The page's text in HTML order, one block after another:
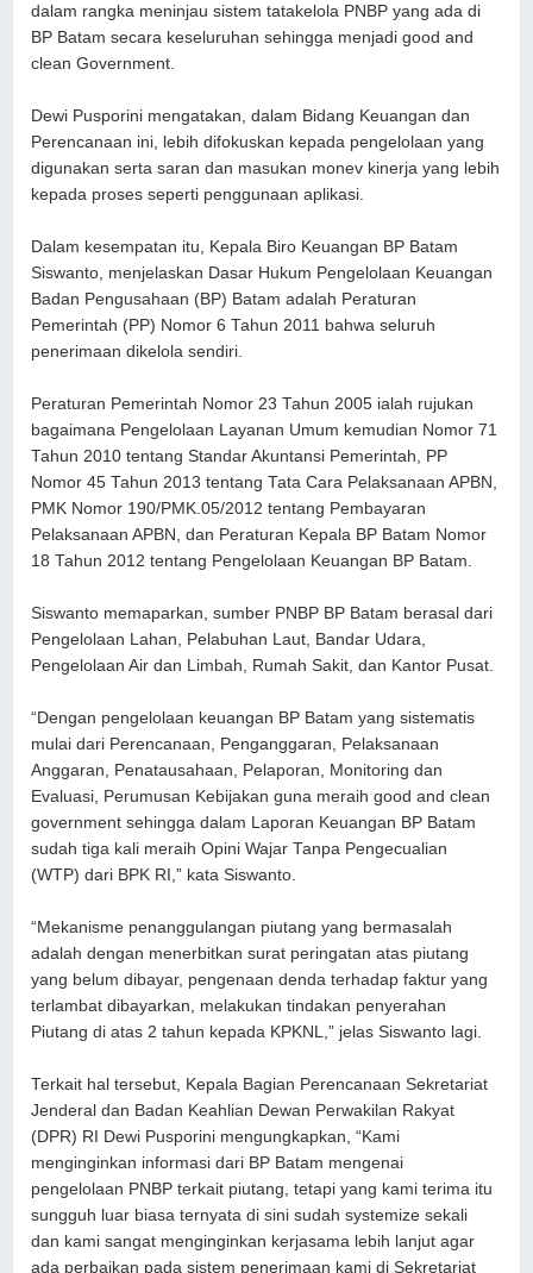
dalam rangka meninjau sistem tatakelola PNBP yang ada di
BP Batam secara keseluruhan sehingga menjadi good and
clean Government.
Dewi Pusporini mengatakan, dalam Bidang Keuangan dan
Perencanaan ini, lebih difokuskan kepada pengelolaan yang
digunakan serta saran dan masukan monev kinerja yang lebih
kepada proses seperti penggunaan aplikasi.
Dalam kesempatan itu, Kepala Biro Keuangan BP Batam
Siswanto, menjelaskan Dasar Hukum Pengelolaan Keuangan
Badan Pengusahaan (BP) Batam adalah Peraturan
Pemerintah (PP) Nomor 6 Tahun 2011 bahwa seluruh
penerimaan dikelola sendiri.
Peraturan Pemerintah Nomor 23 Tahun 2005 ialah rujukan
bagaimana Pengelolaan Layanan Umum kemudian Nomor 71
Tahun 2010 tentang Standar Akuntansi Pemerintah, PP
Nomor 45 Tahun 2013 tentang Tata Cara Pelaksanaan APBN,
PMK Nomor 190/PMK.05/2012 tentang Pembayaran
Pelaksanaan APBN, dan Peraturan Kepala BP Batam Nomor
18 Tahun 2012 tentang Pengelolaan Keuangan BP Batam.
Siswanto memaparkan, sumber PNBP BP Batam berasal dari
Pengelolaan Lahan, Pelabuhan Laut, Bandar Udara,
Pengelolaan Air dan Limbah, Rumah Sakit, dan Kantor Pusat.
“Dengan pengelolaan keuangan BP Batam yang sistematis
mulai dari Perencanaan, Penganggaran, Pelaksanaan
Anggaran, Penatausahaan, Pelaporan, Monitoring dan
Evaluasi, Perumusan Kebijakan guna meraih good and clean
government sehingga dalam Laporan Keuangan BP Batam
sudah tiga kali meraih Opini Wajar Tanpa Pengecualian
(WTP) dari BPK RI,” kata Siswanto.
“Mekanisme penanggulangan piutang yang bermasalah
adalah dengan menerbitkan surat peringatan atas piutang
yang belum dibayar, pengenaan denda terhadap faktur yang
terlambat dibayarkan, melakukan tindakan penyerahan
Piutang di atas 2 tahun kepada KPKNL,” jelas Siswanto lagi.
Terkait hal tersebut, Kepala Bagian Perencanaan Sekretariat
Jenderal dan Badan Keahlian Dewan Perwakilan Rakyat
(DPR) RI Dewi Pusporini mengungkapkan, “Kami
menginginkan informasi dari BP Batam mengenai
pengelolaan PNBP terkait piutang, tetapi yang kami terima itu
sungguh luar biasa ternyata di sini sudah systemize sekali
dan kami sangat menginginkan kerjasama lebih lanjut agar
ada perbaikan pada sistem penerimaan kami di Sekretariat